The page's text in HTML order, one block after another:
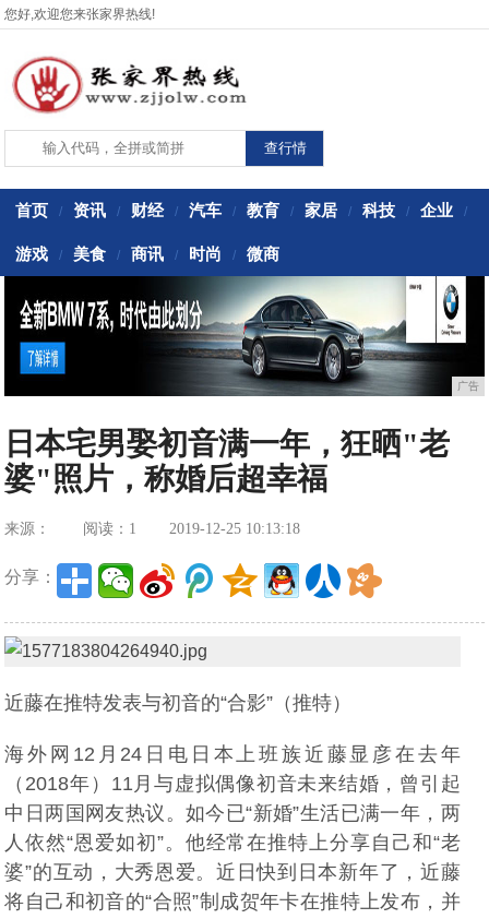
您好,欢迎您来张家界热线!
首页 / 资讯 / 财经 / 汽车 / 教育 / 家居 / 科技 / 企业 /
游戏 / 美食 / 商讯 / 时尚 / 微商
广告
日本宅男娶初音满一年，狂晒"老
婆"照片，称婚后超幸福
来源： 阅读：1 2019-12-25 10:13:18
分享：
近藤在推特发表与初音的“合影”（推特）
海外网12月24日电日本上班族近藤显彦在去年
（2018年）11月与虚拟偶像初音未来结婚，曾引起
中日两国网友热议。如今已“新婚”生活已满一年，两
人依然“恩爱如初”。他经常在推特上分享自己和“老
婆”的互动，大秀恩爱。近日快到日本新年了，近藤
将自己和初音的“合照”制成贺年卡在推特上发布，并